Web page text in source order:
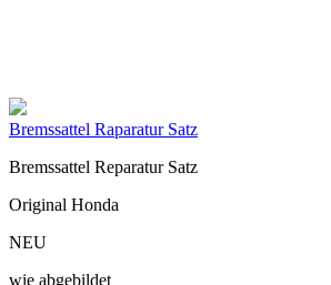
Bremssattel Raparatur Satz
Bremssattel Reparatur Satz
Original Honda
NEU
wie abgebildet